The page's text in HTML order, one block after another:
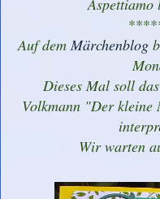
Aspettiamo
Auf dem Märchenblog
Dieses Mal soll
Volkmann "Der kleine
Wir warten